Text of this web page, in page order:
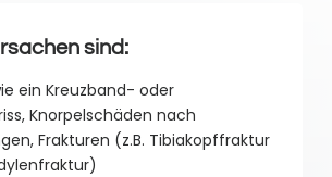
sind:
ein Kreuzband- oder
Knorpelschäden nach
Frakturen (z.B. Tibiakopffraktur